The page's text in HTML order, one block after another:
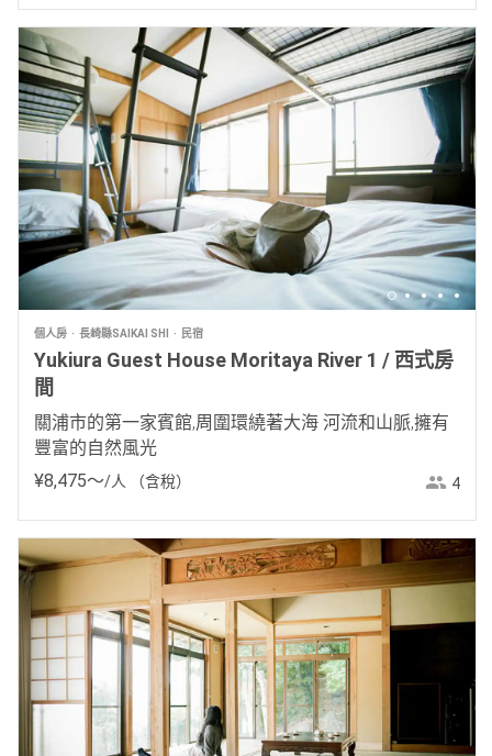
個人房 長崎縣SAIKAI SHI 民宿
Yukiura Guest House Moritaya River 1 / 西式房
間
關浦市的第一家賓館,周圍環繞著大海 河流和山脈,擁有
豐富的自然風光
¥8,475〜/人 （含稅） 4